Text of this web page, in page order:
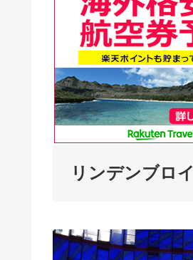
リンデンブロイ